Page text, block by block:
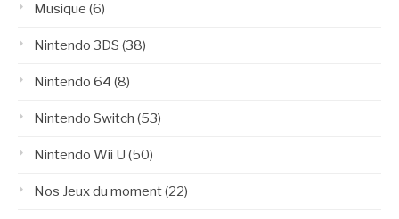
Musique (6)
Nintendo 3DS (38)
Nintendo 64 (8)
Nintendo Switch (53)
Nintendo Wii U (50)
Nos Jeux du moment(22)